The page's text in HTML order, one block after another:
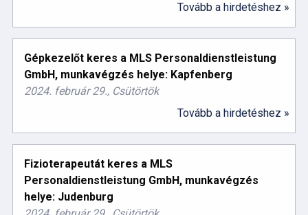
Tovább a hirdetéshez »
Gépkezelőt keres a MLS Personaldienstleistung
GmbH, munkavégzés helye: Kapfenberg
2024. február 29., Csütörtök
Tovább a hirdetéshez »
Fizioterapeutát keres a MLS
Personaldienstleistung GmbH, munkavégzés
helye: Judenburg